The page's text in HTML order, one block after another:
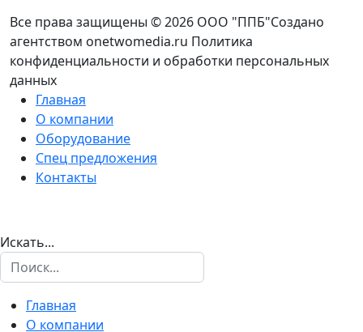
Все права защищены © 2026 ООО "ППБ"Создано
агентством onetwomedia.ru Политика
конфиденциальности и обработки персональных
данных
Главная
О компании
Оборудование
Спец предложения
Контакты
Искать...
Главная
О компании